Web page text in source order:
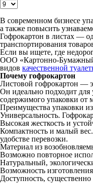
В современном бизнесе
а также повысить
Гофрокартон в листах —
транспортирования
Если вы ищете, где
ООО «Картонно-Бумажный
видов качественной
Почему гофрокартон
Листовой гофрокартон —
Он идеально подходит для
содержимого упаковки от
Преимущества упаковки
Универсальность.
Высокая жесткость и
Компактность и малый
удобстве перевозки.
Материал из
Возможно повторное
Натуральный,
Возможность
Доступность,